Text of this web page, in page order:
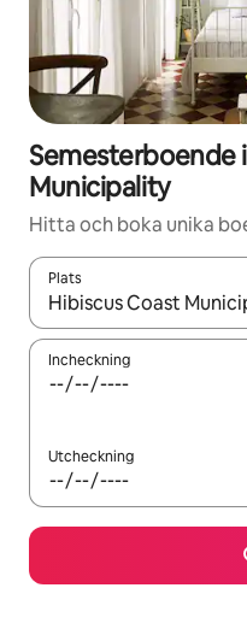
Semesterboende
Municipality
Hitta och boka unika
Plats
När resultaten är
Incheckning
Utcheckning